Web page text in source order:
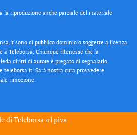
la riproduzione anche parziale del materiale
sono di pubblico dominio o soggette a licenza
a Teleborsa. Chiunque ritenesse che la
diritti di autore è pregato di segnalarlo
teleborsa.it. Sarà nostra cura provvedere
rimozione.
diTeleborsa srl piva